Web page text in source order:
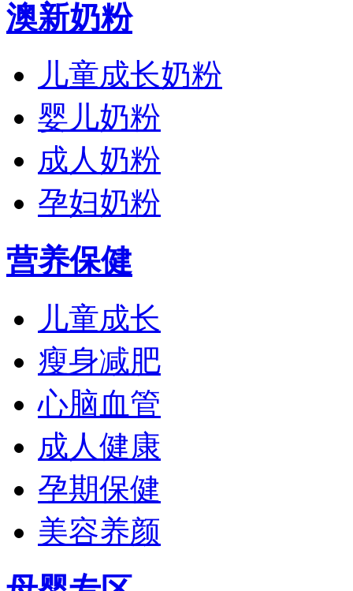
澳新奶粉
儿童成长奶粉
婴儿奶粉
成人奶粉
孕妇奶粉
营养保健
儿童成长
瘦身减肥
心脑血管
成人健康
孕期保健
美容养颜